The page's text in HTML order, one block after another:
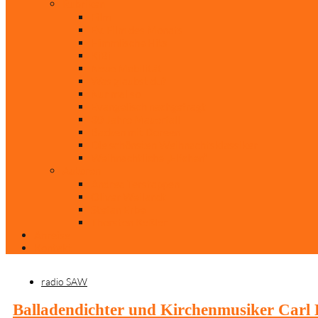
radio SAW
Balladendichter und Kirchenmusiker Carl